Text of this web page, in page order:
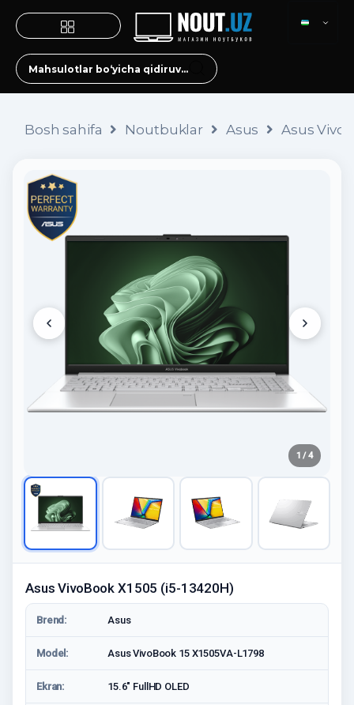
Bosh sahifa Noutbuklar Asus Asus
1 / 4
Asus VivoBook X1505 (i5-13420H)
Brend: Asus
Model: Asus VivoBook 15 X1505VA-L1798
Ekran: 15.6" FullHD OLED